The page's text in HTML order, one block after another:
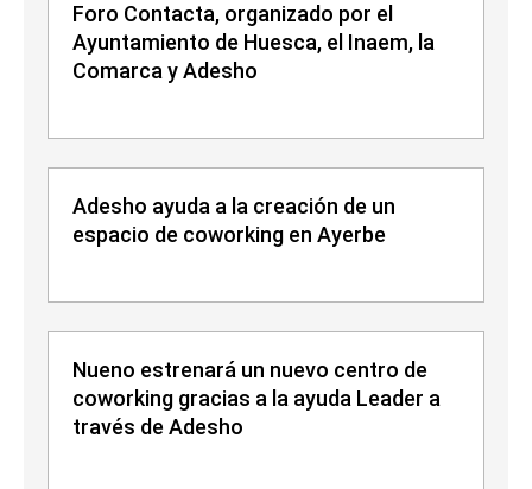
Foro Contacta, organizado por el
Ayuntamiento de Huesca, el Inaem, la
Comarca y Adesho
Adesho ayuda a la creación de un
espacio de coworking en Ayerbe
Nueno estrenará un nuevo centro de
coworking gracias a la ayuda Leader a
través de Adesho